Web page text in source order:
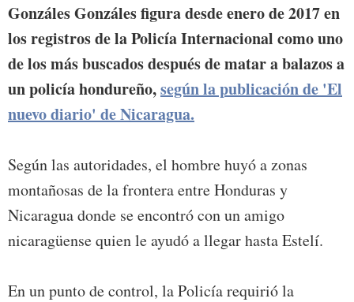
Gonzáles Gonzáles figura desde enero de 2017 en
los registros de la Policía Internacional como uno
de los más buscados después de matar a balazos a
un policía hondureño,según la publicación de 'El
nuevo diario' de Nicaragua.
Según las autoridades, el hombre huyó a zonas
montañosas de la frontera entre Honduras y
Nicaragua donde se encontró con un amigo
nicaragüense quien le ayudó a llegar hasta Estelí.
En un punto de control, la Policía requirió la